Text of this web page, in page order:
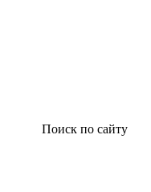
Поиск по сайту